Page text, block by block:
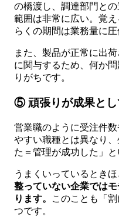
の橋渡し、調達部門と
範囲は非常に広い。覚
らくの期間は業務量に
また、製品が正常に出
に関与するため、何か
りがちです。
⑤ 頑張りが成果とし
営業職のように受注件
やすい職種とは異なり
た＝管理が成功した」と
うまくいっているときほ
整っていない企業では
ります。
このことも「
つです。